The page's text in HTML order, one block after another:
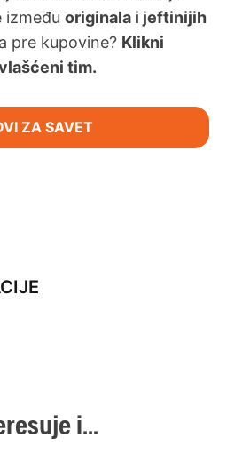
između originala i jeftinijih
pre kupovine? Klikni
tim.
ZA SAVET
i...